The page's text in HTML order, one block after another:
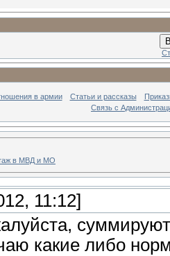
в армии Статьи и рассказы
Связь с
в МВД и МО
11:12]
какие либо